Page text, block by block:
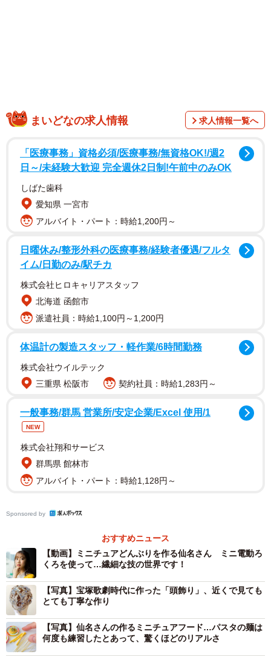
面にインタビューで迫った（写真はすべて所属事務所キューブ提供）
3年前からミニチュアフード作りに没頭
『ミス・サイゴン』『ジェーン・エア』など数々の舞台に
出演するかたわら、独学で習得した技術でミニチュアフー
始めたのはコロナ禍となった2020年6月頃だったそう。
「ステイホームになり、何か自宅でできないかなと思っ
て。もともとシルバニアファミリーが好きで、小さな食べ
物を作ってみたいなとは思っていました。宝塚を卒業して
すぐに出演した舞台『シャボン玉とんだ宇宙（ソラ）まで
とんだ』でご一緒した濱田めぐみさんが、ミニチュアフー
ドアーティストのSNSを見せてくださり、『いつか作って
プレゼントしたい！』と思ったのもきっかけでした」。
まいどなの求人情報 求人情報一覧へ
「医療事務」資格必須/医療事務/無資格OK!/週2
日～/未経験大歓迎 完全週休2日制!午前中のみOK
しばた歯科
愛知県 一宮市
アルバイト・パート：時給1,200円～
日曜休み/整形外科の医療事務/経験者優遇/フルタ
イム/日勤のみ/駅チカ
株式会社ヒロキャリアスタッフ
北海道 函館市
派遣社員：時給1,100円～1,200円
体温計の製造スタッフ・軽作業/6時間勤務
株式会社ウイルテック
三重県 松阪市
契約社員：時給1,283円～
一般事務/群馬 営業所/安定企業/Excel 使用/1
NEW
株式会社翔和サービス
群馬県 館林市
アルバイト・パート：時給1,128円～
Sponsored by
おすすめニュース
【動画】ミニチュアどんぶりを作る仙名さん ミニ電動ろ
くろを使って…繊細な技の世界です！
【写真】宝塚歌劇時代に作った「頭飾り」、近くで見ても
とても丁寧な作り
【写真】仙名さんの作るミニチュアフード…パスタの麺は
何度も練習したとあって、驚くほどのリアルさ